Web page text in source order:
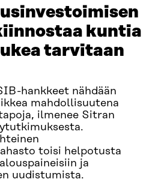
kuntia
tarvitaan
hankkeet nähdään
mahdollisuutena
ilmenee Sitran
toisi helpotusta
ja
uudistumista.